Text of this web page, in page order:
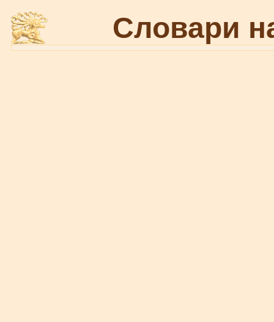
Словари